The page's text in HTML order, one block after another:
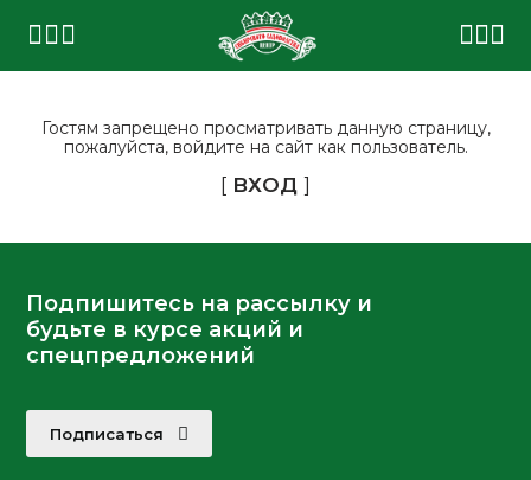
Гостям запрещено просматривать данную страницу,
пожалуйста, войдите на сайт как пользователь.
[ ВХОД ]
Подпишитесь на рассылку и
будьте в курсе акций и
спецпредложений
Подписаться